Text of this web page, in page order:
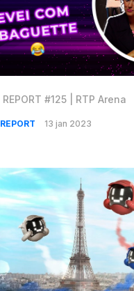
REPORT #125 | RTP Arena
13 jan 2023